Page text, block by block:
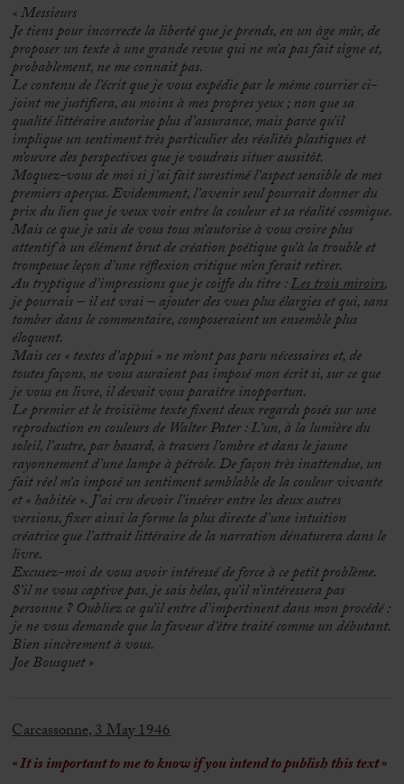
« Messieurs
Je tiens pour incorrecte la liberté que je prends, en un âge mûr, de
proposer un texte à une grande revue qui ne m’a pas fait signe et,
probablement, ne me connait pas.
Le contenu de l’écrit que je vous expédie par le même courrier ci-
joint me justifiera, au moins à mes propres yeux ; non que sa
qualité littéraire autorise plus d’assurance, mais parce qu’il
implique un sentiment très particulier des réalités plastiques et
m’ouvre des perspectives que je voudrais situer aussitôt.
Moquez-vous de moi si j’ai fait surestimé l’aspect sensible de mes
premiers aperçus. Evidemment, l’avenir seul pourrait donner du
prix du lien que je veux voir entre la couleur et sa réalité cosmique.
Mais ce que je sais de vous tous m’autorise à vous croire plus
attentif à un élément brut de création poétique qu’à la trouble et
trompeuse leçon d’une réflexion critique m’en ferait retirer.
Au tryptique d’impressions que je coiffe du titre :Les trois miroirs,
je pourrais – il est vrai – ajouter des vues plus élargies et qui, sans
tomber dans le commentaire, composeraient un ensemble plus
éloquent.
Mais ces « textes d’appui » ne m’ont pas paru nécessaires et, de
toutes façons, ne vous auraient pas imposé mon écrit si, sur ce que
je vous en livre, il devait vous paraître inopportun.
Le premier et le troisième texte fixent deux regards posés sur une
reproduction en couleurs de Walter Pater : L’un, à la lumière du
soleil, l’autre, par hasard, à travers l’ombre et dans le jaune
rayonnement d’une lampe à pétrole. De façon très inattendue, un
fait réel m’a imposé un sentiment semblable de la couleur vivante
et « habitée ». J’ai cru devoir l’insérer entre les deux autres
versions, fixer ainsi la forme la plus directe d’une intuition
créatrice que l’attrait littéraire de la narration dénaturera dans le
livre.
Excusez-moi de vous avoir intéressé de force à ce petit problème.
S’il ne vous captive pas, je sais hélas, qu’il n’intéressera pas
personne ? Oubliez ce qu’il entre d’impertinent dans mon procédé :
je ne vous demande que la faveur d’être traité comme un débutant.
Bien sincèrement à vous.
Joe Bousquet »
Carcassonne, 3 May 1946
« It is important to me to know if you intend to publish this text »